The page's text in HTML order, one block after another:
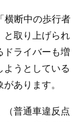
横断中の歩行者
と取り上げられ
ドライバーも増
ようとしている
あります。
（普通車違反点